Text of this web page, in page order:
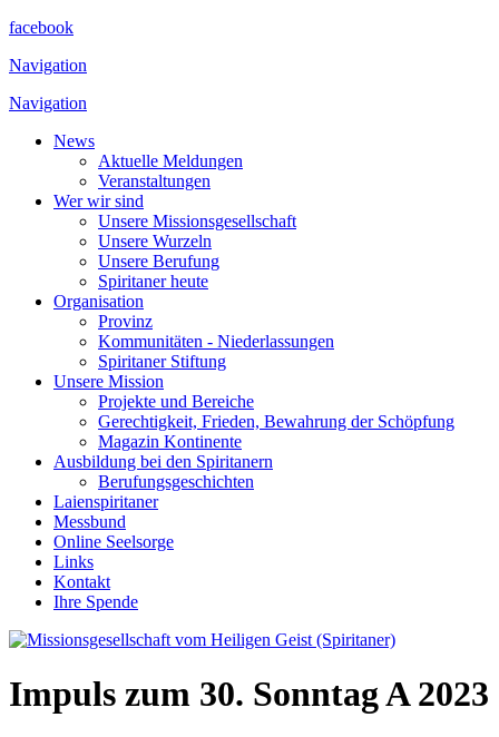
facebook
Navigation
Navigation
News
Aktuelle Meldungen
Veranstaltungen
Wer wir sind
Unsere Missionsgesellschaft
Unsere Wurzeln
Unsere Berufung
Spiritaner heute
Organisation
Provinz
Kommunitäten - Niederlassungen
Spiritaner Stiftung
Unsere Mission
Projekte und Bereiche
Gerechtigkeit, Frieden, Bewahrung der Schöpfung
Magazin Kontinente
Ausbildung bei den Spiritanern
Berufungsgeschichten
Laienspiritaner
Messbund
Online Seelsorge
Links
Kontakt
Ihre Spende
Impuls zum 30. Sonntag A 2023